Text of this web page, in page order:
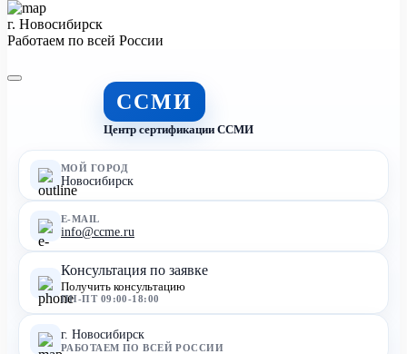
г. Новосибирск
Работаем по всей России
ССМИ
Центр сертификации ССМИ
МОЙ ГОРОД
Новосибирск
E-MAIL
info@ccme.ru
Консультация по заявке
Получить консультацию
ПН-ПТ 09:00-18:00
г. Новосибирск
РАБОТАЕМ ПО ВСЕЙ РОССИИ